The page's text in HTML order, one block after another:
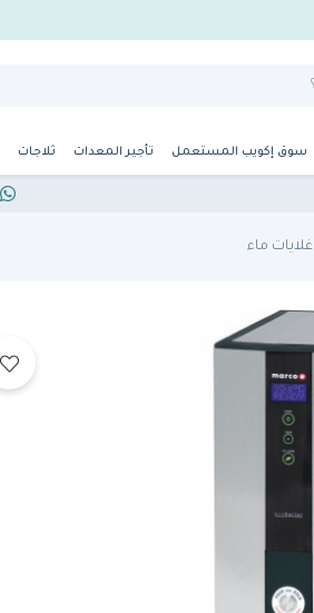
سوق إكويب المستعمل تأجير المعدات ثلاجات
غلايات ماء